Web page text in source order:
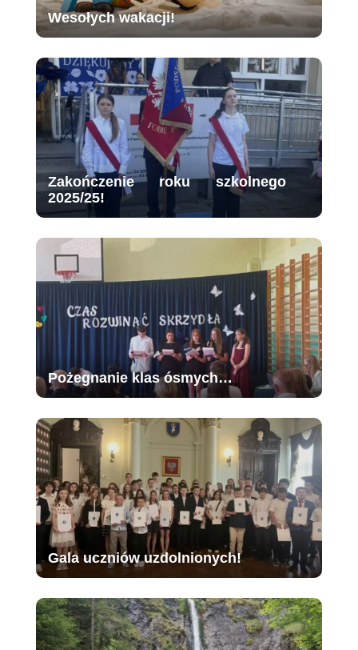
Wesołych wakacji!
Zakończenie roku szkolnego
2025/25!
Pożegnanie klas ósmych…
Gala uczniów uzdolnionych!